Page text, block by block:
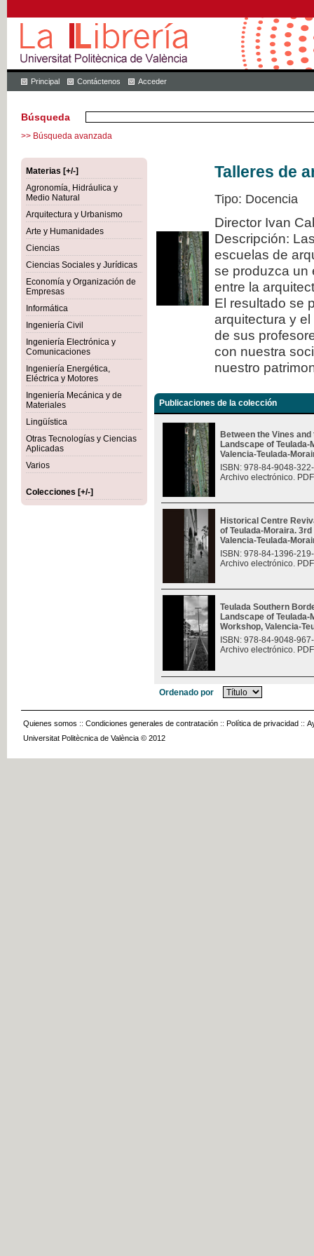
Principal Contáctenos Acceder
Búsqueda
>> Búsqueda avanzada
Materias [+/-]
Agronomía, Hidráulica y
Medio Natural
Arquitectura y Urbanismo
Arte y Humanidades
Ciencias
Ciencias Sociales y Jurídicas
Economía y Organización de
Empresas
Informática
Ingeniería Civil
Ingeniería Electrónica y
Comunicaciones
Ingeniería Energética,
Eléctrica y Motores
Ingeniería Mecánica y de
Materiales
Lingüística
Otras Tecnologías y Ciencias
Aplicadas
Varios
Colecciones [+/-]
Talleres de
Tipo: Docencia
Director Ivan
Descripción:
escuelas de
se produzca un
entre la
El resultado se
arquitectura y
de sus
con nuestra
nuestro
Publicaciones de la colección
Between the Vines
Landscape of
Valencia-Teulada-
ISBN: 978-84-9048-
Archivo electrónico.
Historical Centre
of Teulada-Moraira.
Valencia-Teulada-
ISBN: 978-84-1396-
Archivo electrónico.
Teulada Southern
Landscape of
Workshop, Valencia-
ISBN: 978-84-9048-
Archivo electrónico.
Ordenado por
Quienes somos :: Condiciones generales de contratación :: Política de privacidad ::
Universitat Politècnica de València © 2012